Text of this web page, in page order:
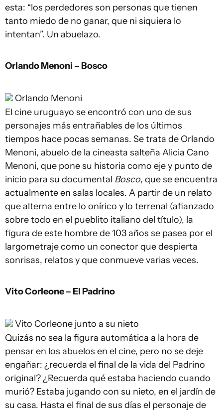
esta: “los perdedores son personas que tienen
tanto miedo de no ganar, que ni siquiera lo
intentan”. Un abuelazo.
Orlando Menoni – Bosco
Orlando Menoni
El cine uruguayo se encontró con uno de sus
personajes más entrañables de los últimos
tiempos hace pocas semanas. Se trata de Orlando
Menoni, abuelo de la cineasta salteña Alicia Cano
Menoni, que pone su historia como eje y punto de
inicio para su documental Bosco, que se encuentra
actualmente en salas locales. A partir de un relato
que alterna entre lo onírico y lo terrenal (afianzado
sobre todo en el pueblito italiano del título), la
figura de este hombre de 103 años se pasea por el
largometraje como un conector que despierta
sonrisas, relatos y que conmueve varias veces.
Vito Corleone – El Padrino
Vito Corleone junto a su nieto
Quizás no sea la figura automática a la hora de
pensar en los abuelos en el cine, pero no se deje
engañar: ¿recuerda el final de la vida del Padrino
original? ¿Recuerda qué estaba haciendo cuando
murió? Estaba jugando con su nieto, en el jardín de
su casa. Hasta el final de sus días el personaje de